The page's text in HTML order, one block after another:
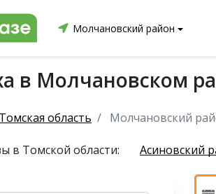
Молчановский район
в Молчановском
Томская область Молчановский
в Томской области: Асиновский